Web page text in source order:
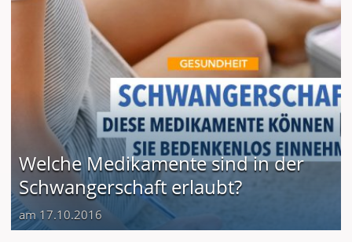
Welche Medikamente sind in der
Schwangerschaft erlaubt?
am 17.10.2016